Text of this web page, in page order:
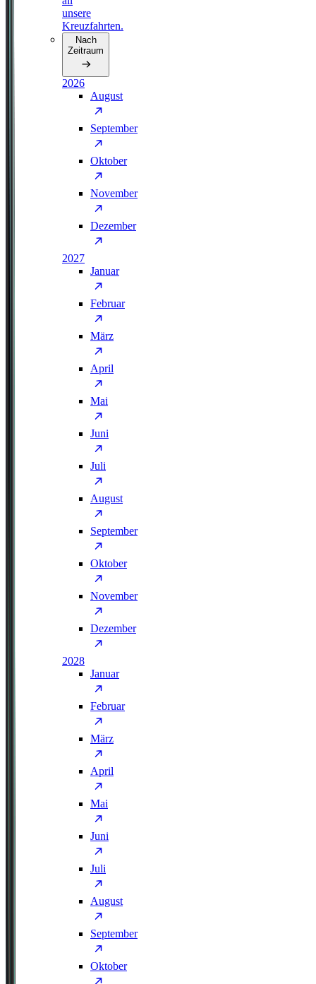
unsere
Kreuzfahrten.
Nach
Zeitraum
2026
August
September
Oktober
November
Dezember
2027
Januar
Februar
März
April
Mai
Juni
Juli
August
September
Oktober
November
Dezember
2028
Januar
Februar
März
April
Mai
Juni
Juli
August
September
Oktober